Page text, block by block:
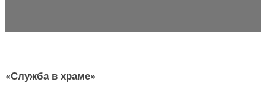
«Служба в храме»